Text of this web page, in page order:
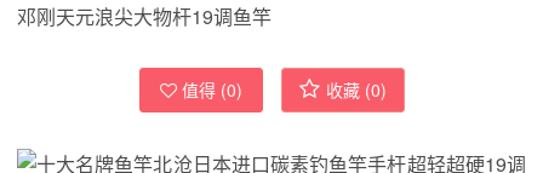
邓刚天元浪尖大物杆19调鱼竿
值得 (0) 收藏 (0)